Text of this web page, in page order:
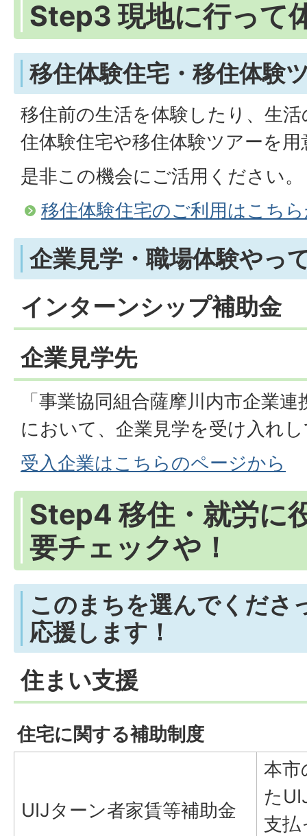
Step3 現地に行って
移住体験住宅・移住体験
移住前の生活を体験したり、生
住体験住宅や移住体験ツアーを
是非この機会にご活用ください。
移住体験住宅のご利用はこち
企業見学・職場体験やっ
インターンシップ補助金
企業見学先
「事業協同組合薩摩川内市企業
において、企業見学を受け入れ
受入企業はこちらのページから
Step4 移住・就労に
要チェックや！
このまちを選んでくださ
応援します！
住まい支援
住宅に関する補助制度
UIJターン者家賃等補助金
本市
た
支払